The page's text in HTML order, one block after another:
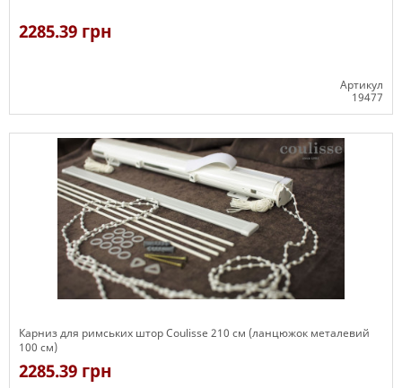
2285.39 грн
Артикул
19477
Карниз для римських штор Coulisse 210 см (ланцюжок металевий
100 см)
2285.39 грн